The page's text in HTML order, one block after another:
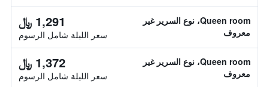
Queen room، نوع السرير غير
معروف
1,291 ﷼
سعر الليلة شامل الرسوم
Queen room، نوع السرير غير
معروف
1,372 ﷼
سعر الليلة شامل الرسوم